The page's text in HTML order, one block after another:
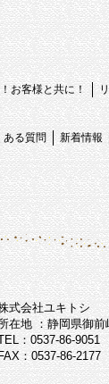
お客様と共に！
ある質問 新着情報
式会社ユキトシ
在地 ：静岡県御
：0537-86-9051
FAX：0537-86-2177